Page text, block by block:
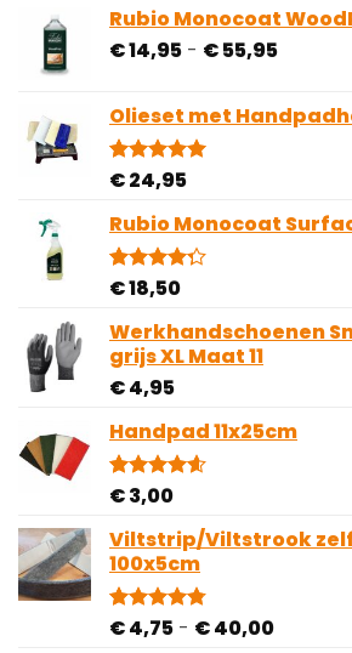
gebaseerd
op
klantbeoordelingen
Rubio Monocoat
€14,95 - €55,95
€ 55,95
Olieset met
Gewaardeerd
gebaseerd
op
4
klantbeoordelingen
€24,95
Rubio Monocoat
Gewaardeerd
gebaseerd
op
4
klantbeoordelingen
€18,50
Werkhandschoenen
grijs XL Maat 11
€4,95
Handpad 11x25cm
Gewaardeerd
gebaseerd
op
5
klantbeoordelingen
€3,00
Viltstrip/Viltstrook
100x5cm
Gewaardeerd
81
€4,75 - €40,00